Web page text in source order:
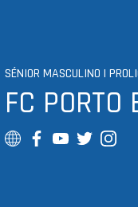
SÉNIOR MASCULINO |
FC PORTO